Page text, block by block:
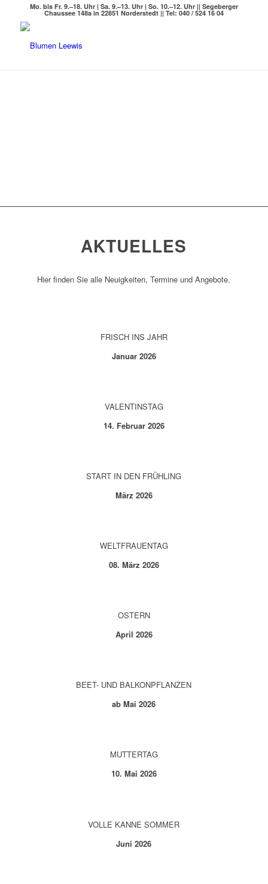
Mo. bis Fr. 9.–18. Uhr | Sa. 9.–13. Uhr | So. 10.–12. Uhr || Segeberger
Chaussee 148a in 22851 Norderstedt || Tel: 040 / 524 16 04
AKTUELLES
Hier finden Sie alle Neuigkeiten, Termine und Angebote.
FRISCH INS JAHR
Januar 2026
VALENTINSTAG
14. Februar 2026
START IN DEN FRÜHLING
März 2026
WELTFRAUENTAG
08. März 2026
OSTERN
April 2026
BEET- UND BALKONPFLANZEN
ab Mai 2026
MUTTERTAG
10. Mai 2026
VOLLE KANNE SOMMER
Juni 2026